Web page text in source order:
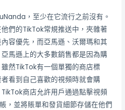
，至少在它流行之前沒有。
們的TikTok常規推送中，夾雜著
容優先，而亞馬遜、沃爾瑪和其
馬遜上的大多數銷售都是因為購
然TikTok有一個單獨的商店標
看到自己喜歡的視頻時就會購
商店允許用戶通過點擊視頻
，並將賬單和發貨細節存儲在他們